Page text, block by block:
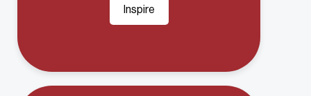
Inspire